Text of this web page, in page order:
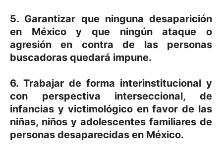
5. Garantizar que ninguna desaparición
en México y que ningún ataque o
agresión en contra de las personas
buscadoras quedará impune.
6. Trabajar de forma interinstitucional y
con perspectiva interseccional, de
infancias y victimológico en favor de las
niñas, niños y adolescentes familiares de
personas desaparecidas en México.